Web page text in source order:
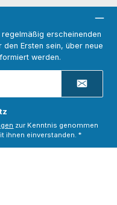
erscheinenden
Ersten sein, über neue
werden.
zur Kenntnis genommen
ihnen einverstanden. *